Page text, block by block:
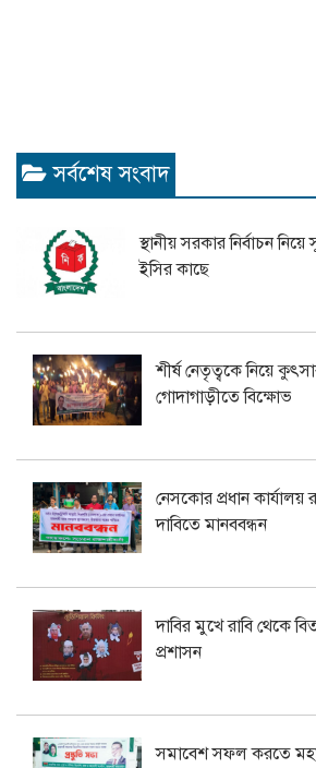
সর্বশেষ সংবাদ
স্থানীয় সরকার নির্বাচন নিয়ে
ইসির কাছে
শীর্ষ নেতৃত্বকে নিয়ে
গোদাগাড়ীতে বিক্ষোভ
নেসকোর প্রধান কার্যালয়
দাবিতে মানববন্ধন
দাবির মুখে রাবি থেকে
প্রশাসন
সমাবেশ সফল করতে